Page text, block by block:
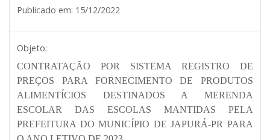
Publicado em: 15/12/2022
Objeto:
CONTRATAÇÃO POR SISTEMA REGISTRO DE
PREÇOS PARA FORNECIMENTO DE PRODUTOS
ALIMENTÍCIOS DESTINADOS A MERENDA
ESCOLAR DAS ESCOLAS MANTIDAS PELA
PREFEITURA DO MUNICÍPIO DE JAPURÁ-PR PARA